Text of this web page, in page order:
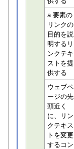
a 要素の
リンクの
目的を説
明するリ
ンクテキ
ストを提
供する
ウェブペ
ージの先
頭近く
に、リン
クテキス
トを変更
するコン